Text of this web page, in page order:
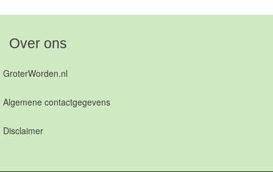
Over ons
GroterWorden.nl
Algemene contactgegevens
Disclaimer